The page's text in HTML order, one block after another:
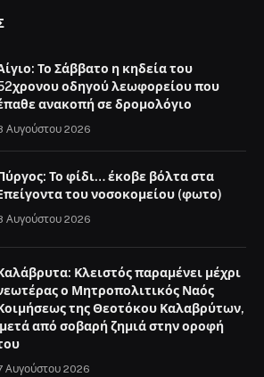
Το Σάββατο η κηδεία του
οδηγού λεωφορείου που
ανακοπή σε δρομολόγιο
Αυγούστου 2026
Το φίδι… έκοβε βόλτα στα
του νοσοκομείου (φωτο)
Αυγούστου 2026
Κλειστός παραμένει μέχρι
ο Μητροπολιτικός Ναός
της Θεοτόκου Καλαβρύτων,
μετά από σοβαρή ζημιά στην οροφή
Αυγούστου 2026